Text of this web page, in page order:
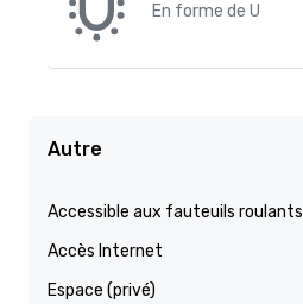
En forme de U
Autre
Accessible aux fauteuils roulants
Accès Internet
Espace (privé)